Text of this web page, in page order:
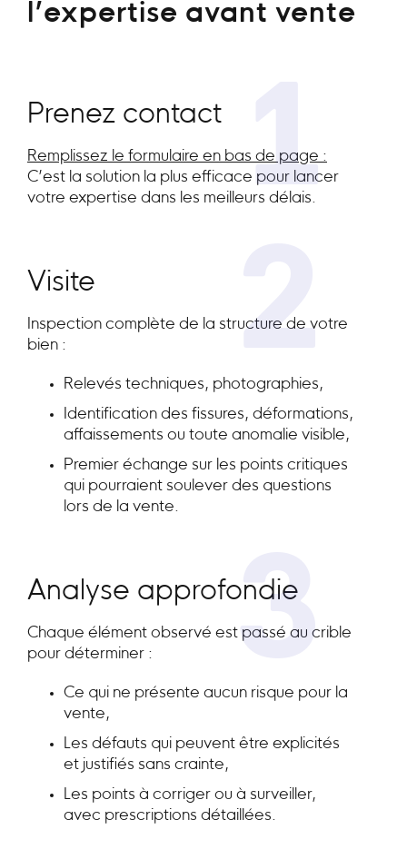
l’expertise avant vente
1
Prenez contact
Remplissez le formulaire en bas de page :
C’est la solution la plus efficace pour lancer
votre expertise dans les meilleurs délais.
2
Visite
Inspection complète de la structure de votre
bien :
Relevés techniques, photographies,
Identification des fissures, déformations,
affaissements ou toute anomalie visible,
Premier échange sur les points critiques
qui pourraient soulever des questions
lors de la vente.
3
Analyse approfondie
Chaque élément observé est passé au crible
pour déterminer :
Ce qui ne présente aucun risque pour la
vente,
Les défauts qui peuvent être explicités
et justifiés sans crainte,
Les points à corriger ou à surveiller,
avec prescriptions détaillées.